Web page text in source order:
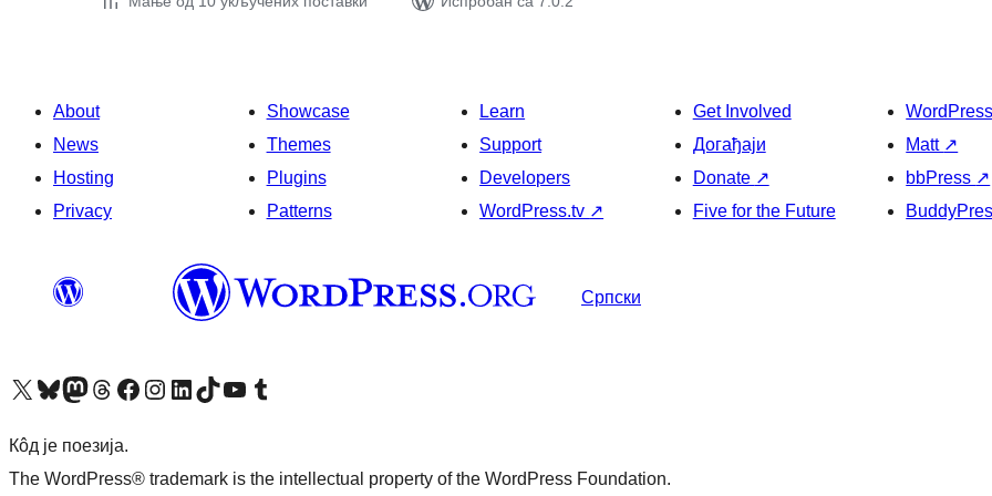
About
News
Hosting
Privacy
Showcase
Themes
Plugins
Patterns
Learn
Support
Developers
WordPress.tv ↗
Get Involved
Догађаји
Donate ↗
Five for the Future
Matt ↗
bbPress ↗
Српски
Visit our X (formerly Twitter) account
Посетите наш Bluesky налог
Visit our Mastodon account
Посетите наш налог на Threads-у Visit our Facebook pageПосетите наш Инстаграм налог
Visit our LinkedIn account
Посетите наш TikTok налог
Visit our YouTube channel
Посетите наш Tumblr налог
Кôд је поезија.
The WordPress® trademark is the intellectual property of the WordPress Foundation.